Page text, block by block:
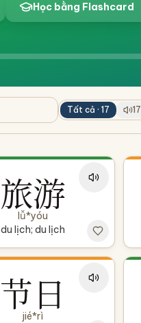
Học bằng Flashcard
Tất cả · 17 17
旅游
lǚ*yóu
du lịch; du lịch
节日
jié*rì